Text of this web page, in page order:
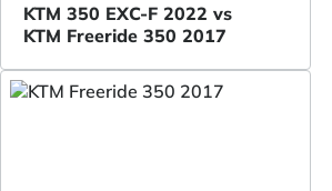
KTM 350 EXC-F 2022 vs
KTM Freeride 350 2017